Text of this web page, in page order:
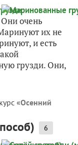
очень
их не
и есть
грузди. Они,
«Осенний
6